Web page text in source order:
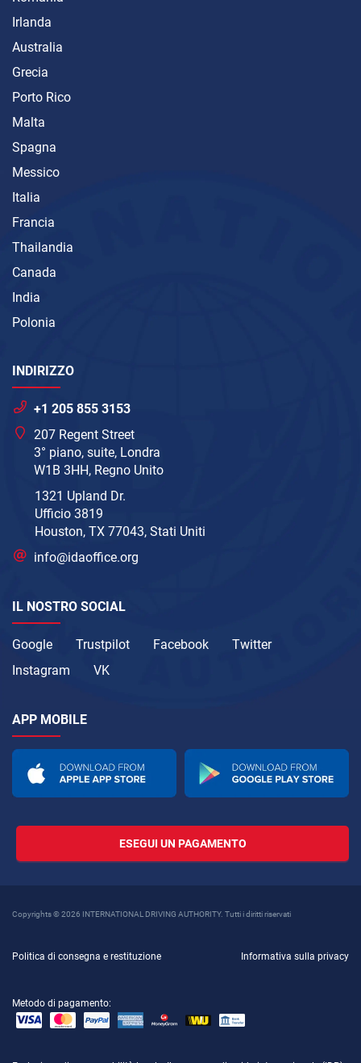
Irlanda
Australia
Grecia
Porto Rico
Malta
Spagna
Messico
Italia
Francia
Thailandia
Canada
India
Polonia
INDIRIZZO
+1 205 855 3153
207 Regent Street
3° piano, suite, Londra
W1B 3HH, Regno Unito
1321 Upland Dr.
Ufficio 3819
Houston, TX 77043, Stati Uniti
info@idaoffice.org
IL NOSTRO SOCIAL
Google Trustpilot Facebook
Twitter
Instagram
VK
APP MOBILE
ESEGUI UN PAGAMENTO
Copyrights © 2026 INTERNATIONAL DRIVING AUTHORITY. Tutti i diritti riservati
Politica di consegna e restituzione Informativa sulla privacy
Metodo di pagamento: